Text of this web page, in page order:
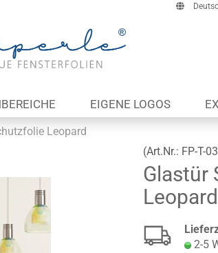
Lieferland
Passwort
Konto erstellen
Passwort vergessen?
EIGENE LOGOS
Leopard
(Art.Nr.: FP-T-
Glastür
Leopard
2-5